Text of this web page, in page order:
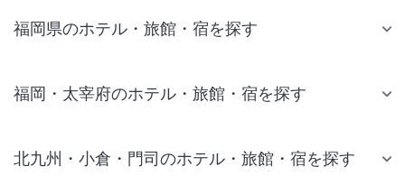
福岡県のホテル・旅館・宿を探す
福岡・太宰府のホテル・旅館・宿を探す
北九州・小倉・門司のホテル・旅館・宿を探す